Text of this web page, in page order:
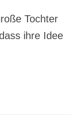
Tochter
ihre Idee